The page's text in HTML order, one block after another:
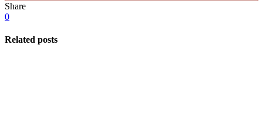
Share
0
Related posts